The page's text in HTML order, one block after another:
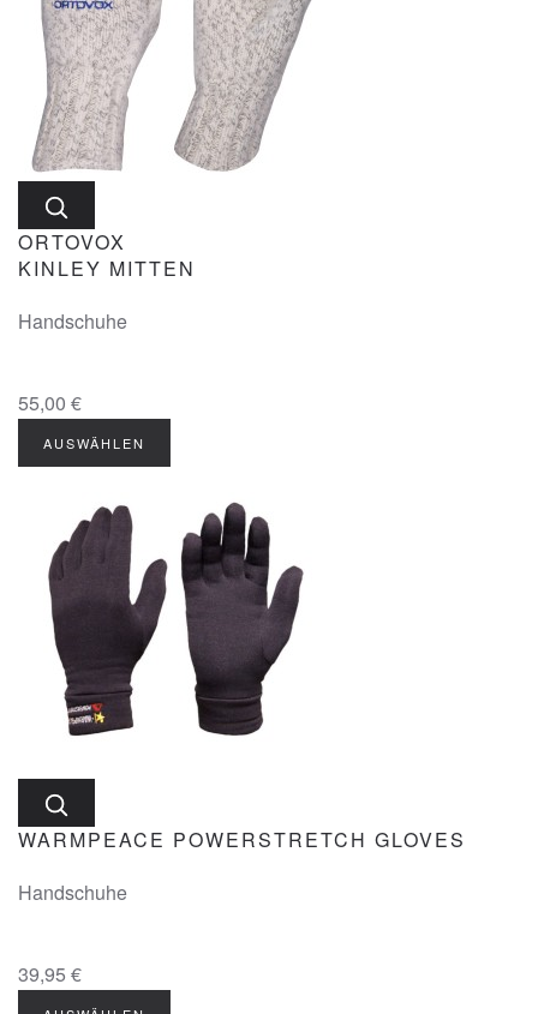
ORTOVOX
KINLEY MITTEN
Handschuhe
55,00 €
AUSWÄHLEN
WARMPEACE POWERSTRETCH GLOVES
Handschuhe
39,95 €